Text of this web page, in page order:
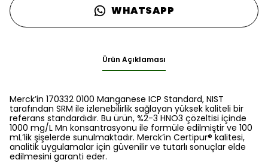
WHATSAPP
Ürün Açıklaması
Merck’in 170332 0100 Manganese ICP Standard, NIST
tarafından SRM ile izlenebilirlik sağlayan yüksek kaliteli bir
referans standardıdır. Bu ürün, %2-3 HNO3 çözeltisi içinde
1000 mg/L Mn konsantrasyonu ile formüle edilmiştir ve 100
mL’lik şişelerde sunulmaktadır. Merck’in Certipur® kalitesi,
analitik uygulamalar için güvenilir ve tutarlı sonuçlar elde
edilmesini garanti eder.